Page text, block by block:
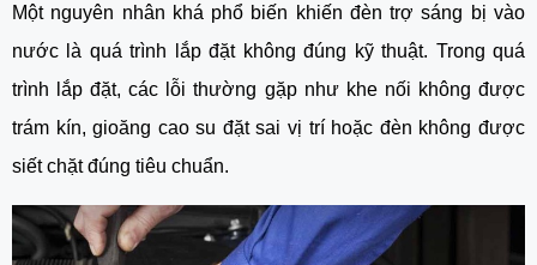
Một nguyên nhân khá phổ biến khiến đèn trợ sáng bị vào
nước là quá trình lắp đặt không đúng kỹ thuật. Trong quá
trình lắp đặt, các lỗi thường gặp như khe nối không được
trám kín, gioăng cao su đặt sai vị trí hoặc đèn không được
siết chặt đúng tiêu chuẩn.